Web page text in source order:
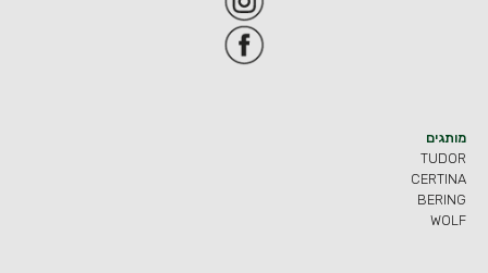
מותגים
TUDOR
CERTINA
BERING
WOLF